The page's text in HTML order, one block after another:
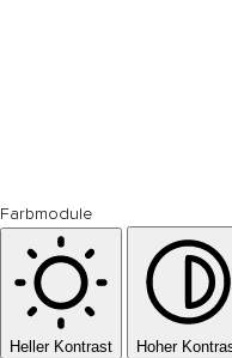
Farbmodule
Heller Kontrast Hoher